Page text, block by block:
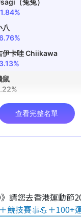
》請您去香港運動節
競技賽事💪＋100+